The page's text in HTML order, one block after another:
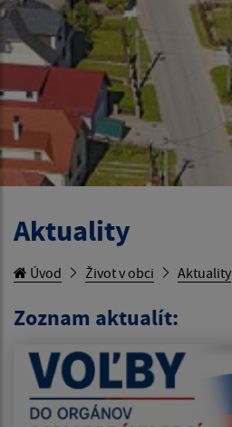
Aktuality
Úvod Život v obci Aktuality
Zoznam aktualít: